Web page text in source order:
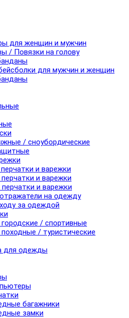
для женщин и мужчин
/ Повязки на голову
для мужчин и женщин
/ сноубордические
и варежки
и варежки
и варежки
на одежду
за одеждой
/ спортивные
/ туристические
для одежды
багажники
замки